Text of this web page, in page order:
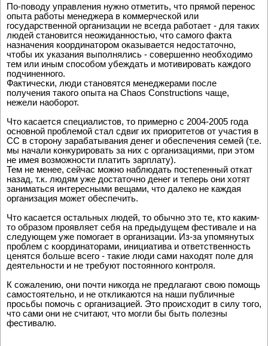
По-поводу управления нужно отметить, что прямой перенос
опыта работы менеджера в коммерческой или
государственной организации не всегда работает - для таких
людей становится неожиданностью, что самого факта
назначения координатором оказывается недостаточно,
чтобы их указания выполнялись - совершенно необходимо
тем или иным способом убеждать и мотивировать каждого
подчиненного.
Фактически, люди становятся менеджерами после
получения такого опыта на Chaos Constructions чаще,
нежели наоборот.
Что касается специалистов, то примерно с 2004-2005 года
основной проблемой стал сдвиг их приоритетов от участия в
СС в сторону зарабатывания денег и обеспечения семей (т.е.
мы начали конкурировать за них с организациями, при этом
не имея возможности платить зарплату).
Тем не менее, сейчас можно наблюдать постепенный откат
назад, т.к. людям уже достаточно денег и теперь они хотят
заниматься интересными вещами, что далеко не каждая
организация может обеспечить.
Что касается остальных людей, то обычно это те, кто каким-
то образом проявляет себя на предыдущем фестивале и на
следующем уже помогает в организации. Из-за упомянутых
проблем с координаторами, инициатива и ответственность
ценятся больше всего - такие люди сами находят поле для
деятельности и не требуют постоянного контроля.
К сожалению, они почти никогда не предлагают свою помощь
самостоятельно, и не откликаются на наши публичные
просьбы помочь с организацией. Это происходит в силу того,
что сами они не считают, что могли бы быть полезны
фестивалю.